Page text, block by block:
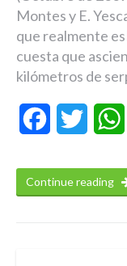
Montes y E.
que realmente
cuesta que
kilómetros de
FacebookTwitter
Continue reading